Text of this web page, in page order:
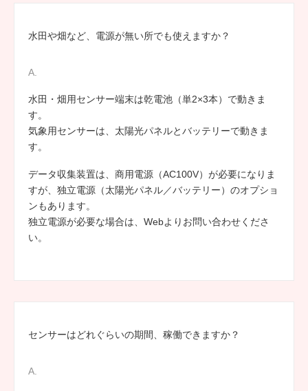
水田や畑など、電源が無い所でも使えますか？
水田・畑用センサー端末は乾電池（単2×3本）で動きま
す。
気象用センサーは、太陽光パネルとバッテリーで動きま
す。
データ収集装置は、商用電源（AC100V）が必要になりま
すが、独立電源（太陽光パネル／バッテリー）のオプショ
ンもあります。
独立電源が必要な場合は、Webよりお問い合わせくださ
い。
センサーはどれぐらいの期間、稼働できますか？